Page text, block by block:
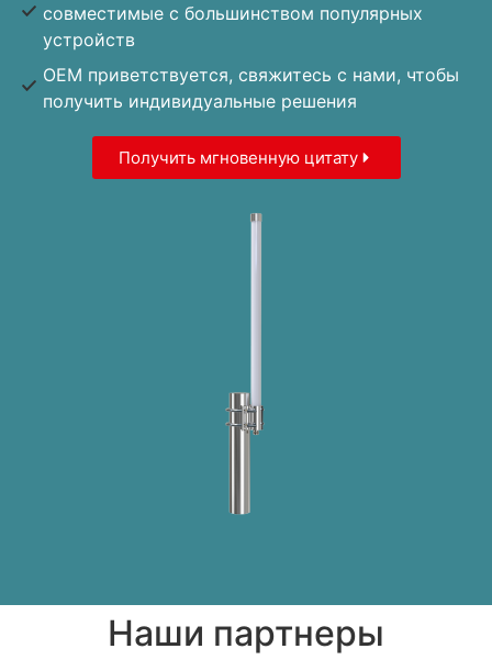
совместимые с большинством популярных
устройств
OEM приветствуется, свяжитесь с нами, чтобы
получить индивидуальные решения
Получить мгновенную цитату
Наши партнеры